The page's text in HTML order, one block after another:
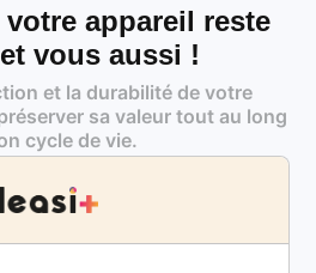
votre appareil reste
vous aussi !
et la durabilité de votre
sa valeur tout au long
cycle de vie.